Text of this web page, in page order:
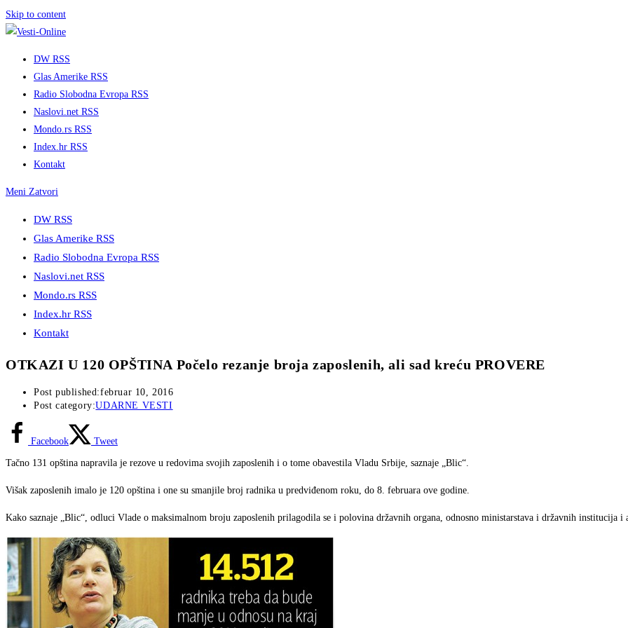
Skip to content
DW RSS
Glas Amerike RSS
Radio Slobodna Evropa RSS
Naslovi.net RSS
Mondo.rs RSS
Index.hr RSS
Kontakt
Meni Zatvori
DW RSS
Glas Amerike RSS
Radio Slobodna Evropa RSS
Naslovi.net RSS
Mondo.rs RSS
Index.hr RSS
Kontakt
OTKAZI U 120 OPŠTINA Počelo rezanje broja zaposlenih, ali sad kreću PROVERE
Post published:februar 10, 2016
Post category:UDARNE VESTI
Facebook Tweet
Tačno 131 opština napravila je rezove u redovima svojih zaposlenih i o tome obavestila Vladu Srbije, saznaje „Blic“.
Višak zaposlenih imalo je 120 opština i one su smanjile broj radnika u predviđenom roku, do 8. februara ove godine.
Kako saznaje „Blic“, odluci Vlade o maksimalnom broju zaposlenih prilagodila se i polovina državnih organa, odnosno ministarstava i državnih institucija i